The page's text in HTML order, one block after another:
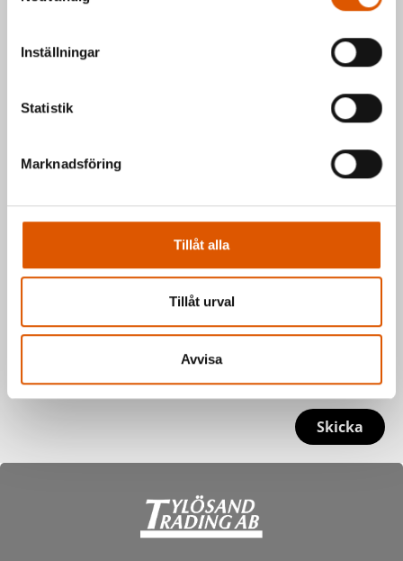
Inställningar
Statistik
Marknadsföring
Tillåt alla
Tillåt urval
Avvisa
Hälsningar Johan & Mattias
Skicka